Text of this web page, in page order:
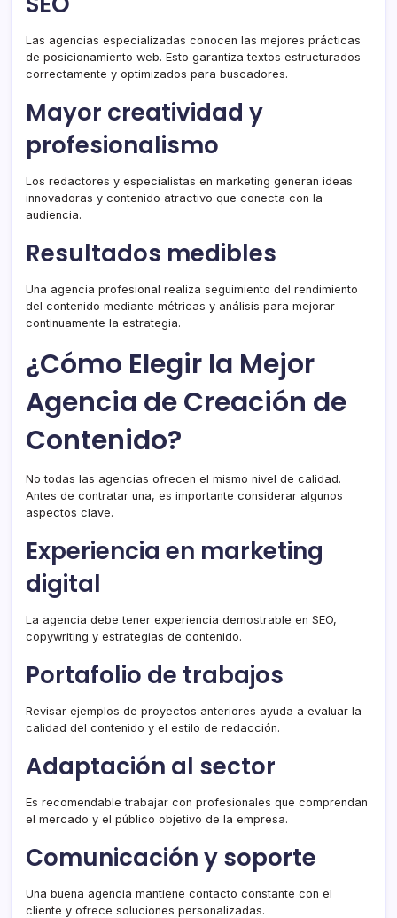
Las agencias especializadas conocen las mejores prácticas
de posicionamiento web. Esto garantiza textos estructurados
correctamente y optimizados para buscadores.
Mayor creatividad y
profesionalismo
Los redactores y especialistas en marketing generan ideas
innovadoras y contenido atractivo que conecta con la
audiencia.
Resultados medibles
Una agencia profesional realiza seguimiento del rendimiento
del contenido mediante métricas y análisis para mejorar
continuamente la estrategia.
¿Cómo Elegir la Mejor
Agencia de Creación de
Contenido?
No todas las agencias ofrecen el mismo nivel de calidad.
Antes de contratar una, es importante considerar algunos
aspectos clave.
Experiencia en marketing
digital
La agencia debe tener experiencia demostrable en SEO,
copywriting y estrategias de contenido.
Portafolio de trabajos
Revisar ejemplos de proyectos anteriores ayuda a evaluar la
calidad del contenido y el estilo de redacción.
Adaptación al sector
Es recomendable trabajar con profesionales que comprendan
el mercado y el público objetivo de la empresa.
Comunicación y soporte
Una buena agencia mantiene contacto constante con el
cliente y ofrece soluciones personalizadas.